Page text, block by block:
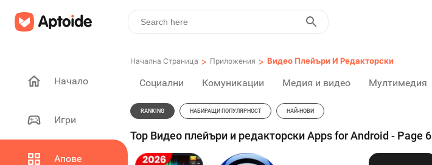
Начало
Игри
Апове
Начална Страница > Приложения > Видео Плейъри И Редакторски
Социални Комуникации Медия и видео Мултимедия
RANKING НАБИРАЩИ ПОПУЛЯРНОСТ НАЙ-НОВИ
Top Видео плейъри и редакторски Apps for Android - Page 6